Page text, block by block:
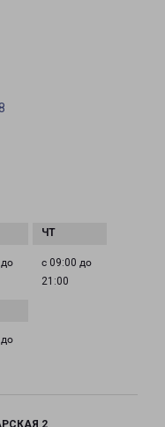
с 09:00 до
21:00